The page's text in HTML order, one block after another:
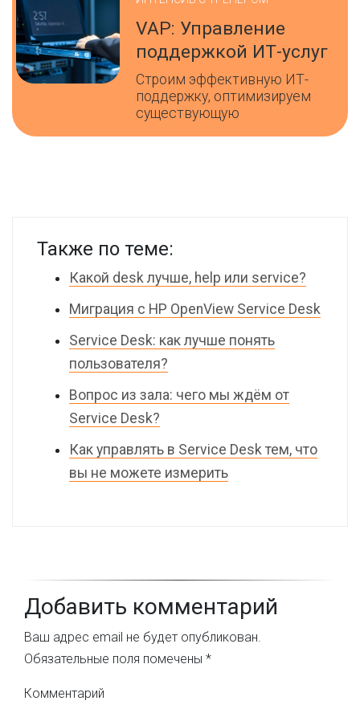
VAP: Управление
поддержкой ИТ-услуг
Строим эффективную ИТ-
поддержку, оптимизируем
существующую
Также по теме:
Какой desk лучше, help или service?
Миграция с HP OpenView Service Desk
Service Desk: как лучше понять
пользователя?
Вопрос из зала: чего мы ждём от
Service Desk?
Как управлять в Service Desk тем, что
вы не можете измерить
Добавить комментарий
Ваш адрес email не будет опубликован.
Обязательные поля помечены *
Комментарий